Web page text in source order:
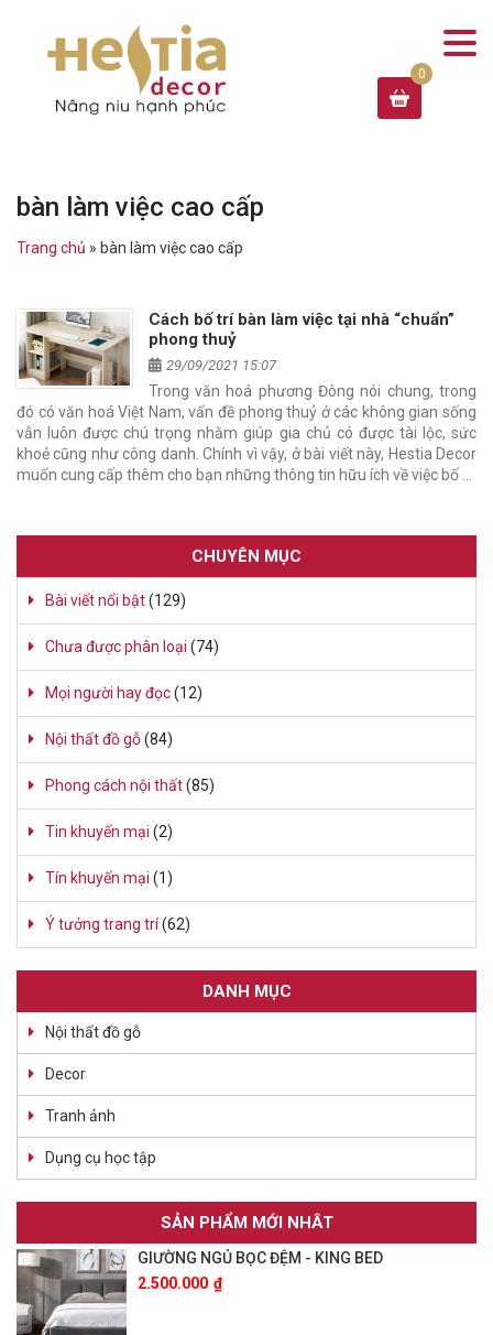
bàn làm việc cao cấp
Trang chủ » bàn làm việc cao cấp
Cách bố trí bàn làm việc tại nhà “chuẩn”
phong thuỷ
29/09/2021 15:07
Trong văn hoá phương Đông nói chung, trong
đó có văn hoá Việt Nam, vấn đề phong thuỷ ở các không gian sống
vẫn luôn được chú trọng nhằm giúp gia chủ có được tài lộc, sức
khoẻ cũng như công danh. Chính vì vậy, ở bài viết này, Hestia Decor
muốn cung cấp thêm cho bạn những thông tin hữu ích về việc bố …
CHUYÊN MỤC
Bài viết nổi bật(129)
Chưa được phân loại (74)
Mọi người hay đọc(12)
Nội thất đồ gỗ(84)
Phong cách nội thất(85)
Tin khuyến mại (2)
Tín khuyến mại (1)
Ý tưởng trang trí(62)
DANH MỤC
Nội thất đồ gỗ
Decor
Tranh ảnh
Dụng cụ học tập
SẢN PHẨM MỚI NHÂT
GIƯỜNG NGỦ BỌC ĐỆM - KING BED
2.500.000 ₫